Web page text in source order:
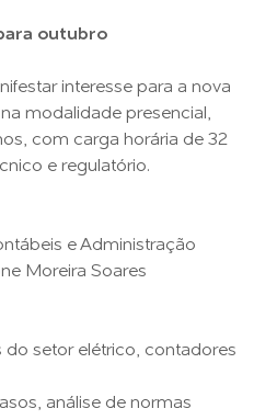
outubro
interesse para a nova
modalidade presencial,
com carga horária de 32
e regulatório.
e Administração
Moreira Soares
do setor elétrico, contadores
análise de normas